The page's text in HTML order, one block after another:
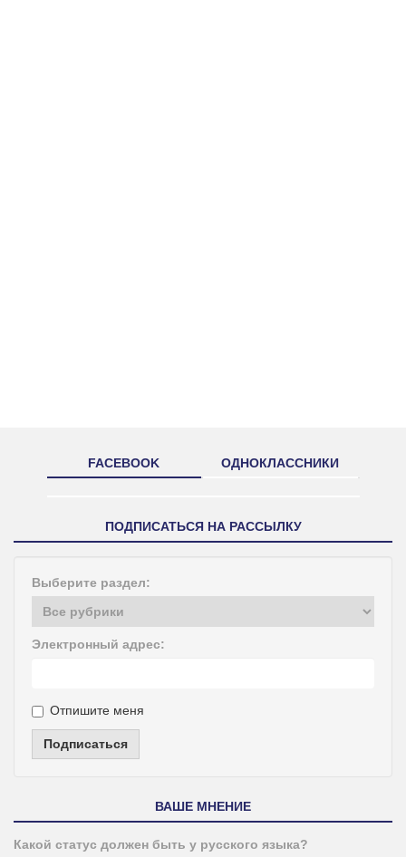
FACEBOOK ОДНОКЛАССНИКИ
ПОДПИСАТЬСЯ НА РАССЫЛКУ
Выберите раздел:
Электронный адрес:
Отпишите меня
Подписаться
ВАШЕ МНЕНИЕ
Какой статус должен быть у русского языка?